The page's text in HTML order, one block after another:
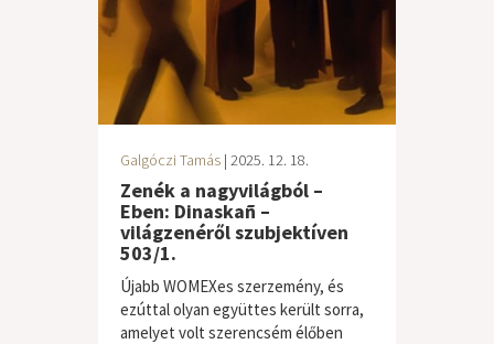
Galgóczi Tamás | 2025. 12. 18.
Zenék a nagyvilágból –
Eben: Dinaskañ –
világzenéről szubjektíven
503/1.
Újabb WOMEXes szerzemény, és
ezúttal olyan együttes került sorra,
amelyet volt szerencsém élőben